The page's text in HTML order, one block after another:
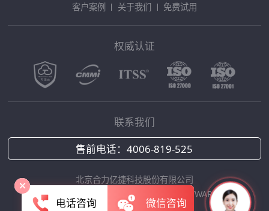
客户案例
关于我们 免费试用
权威认证
联系我们
售前电话：4006-819-525
北京合力亿捷科技股份有限公司
Copyright © 2025 HOLLYCRM SOFTWARE
京ICP备12042422号-1
电话咨询 微信咨询